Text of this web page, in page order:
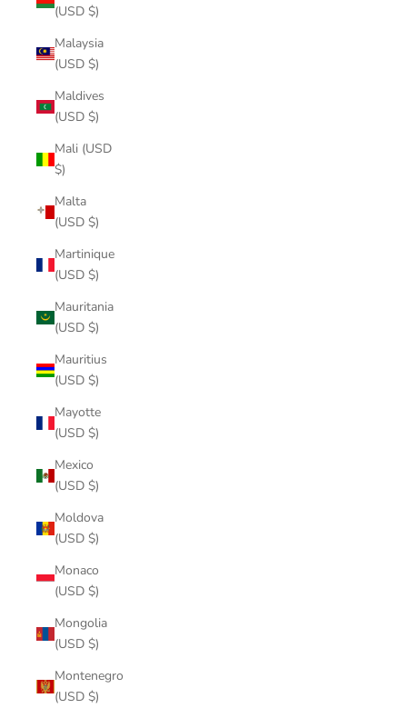
(USD $)
Malaysia
(USD $)
Maldives
(USD $)
Mali (USD
$)
Malta
(USD $)
Martinique
(USD $)
Mauritania
(USD $)
Mauritius
(USD $)
Mayotte
(USD $)
Mexico
(USD $)
Moldova
(USD $)
Monaco
(USD $)
Mongolia
(USD $)
Montenegro
(USD $)